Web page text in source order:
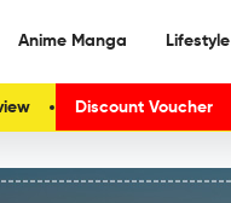
Anime Manga Lifestyle
Discount Voucher